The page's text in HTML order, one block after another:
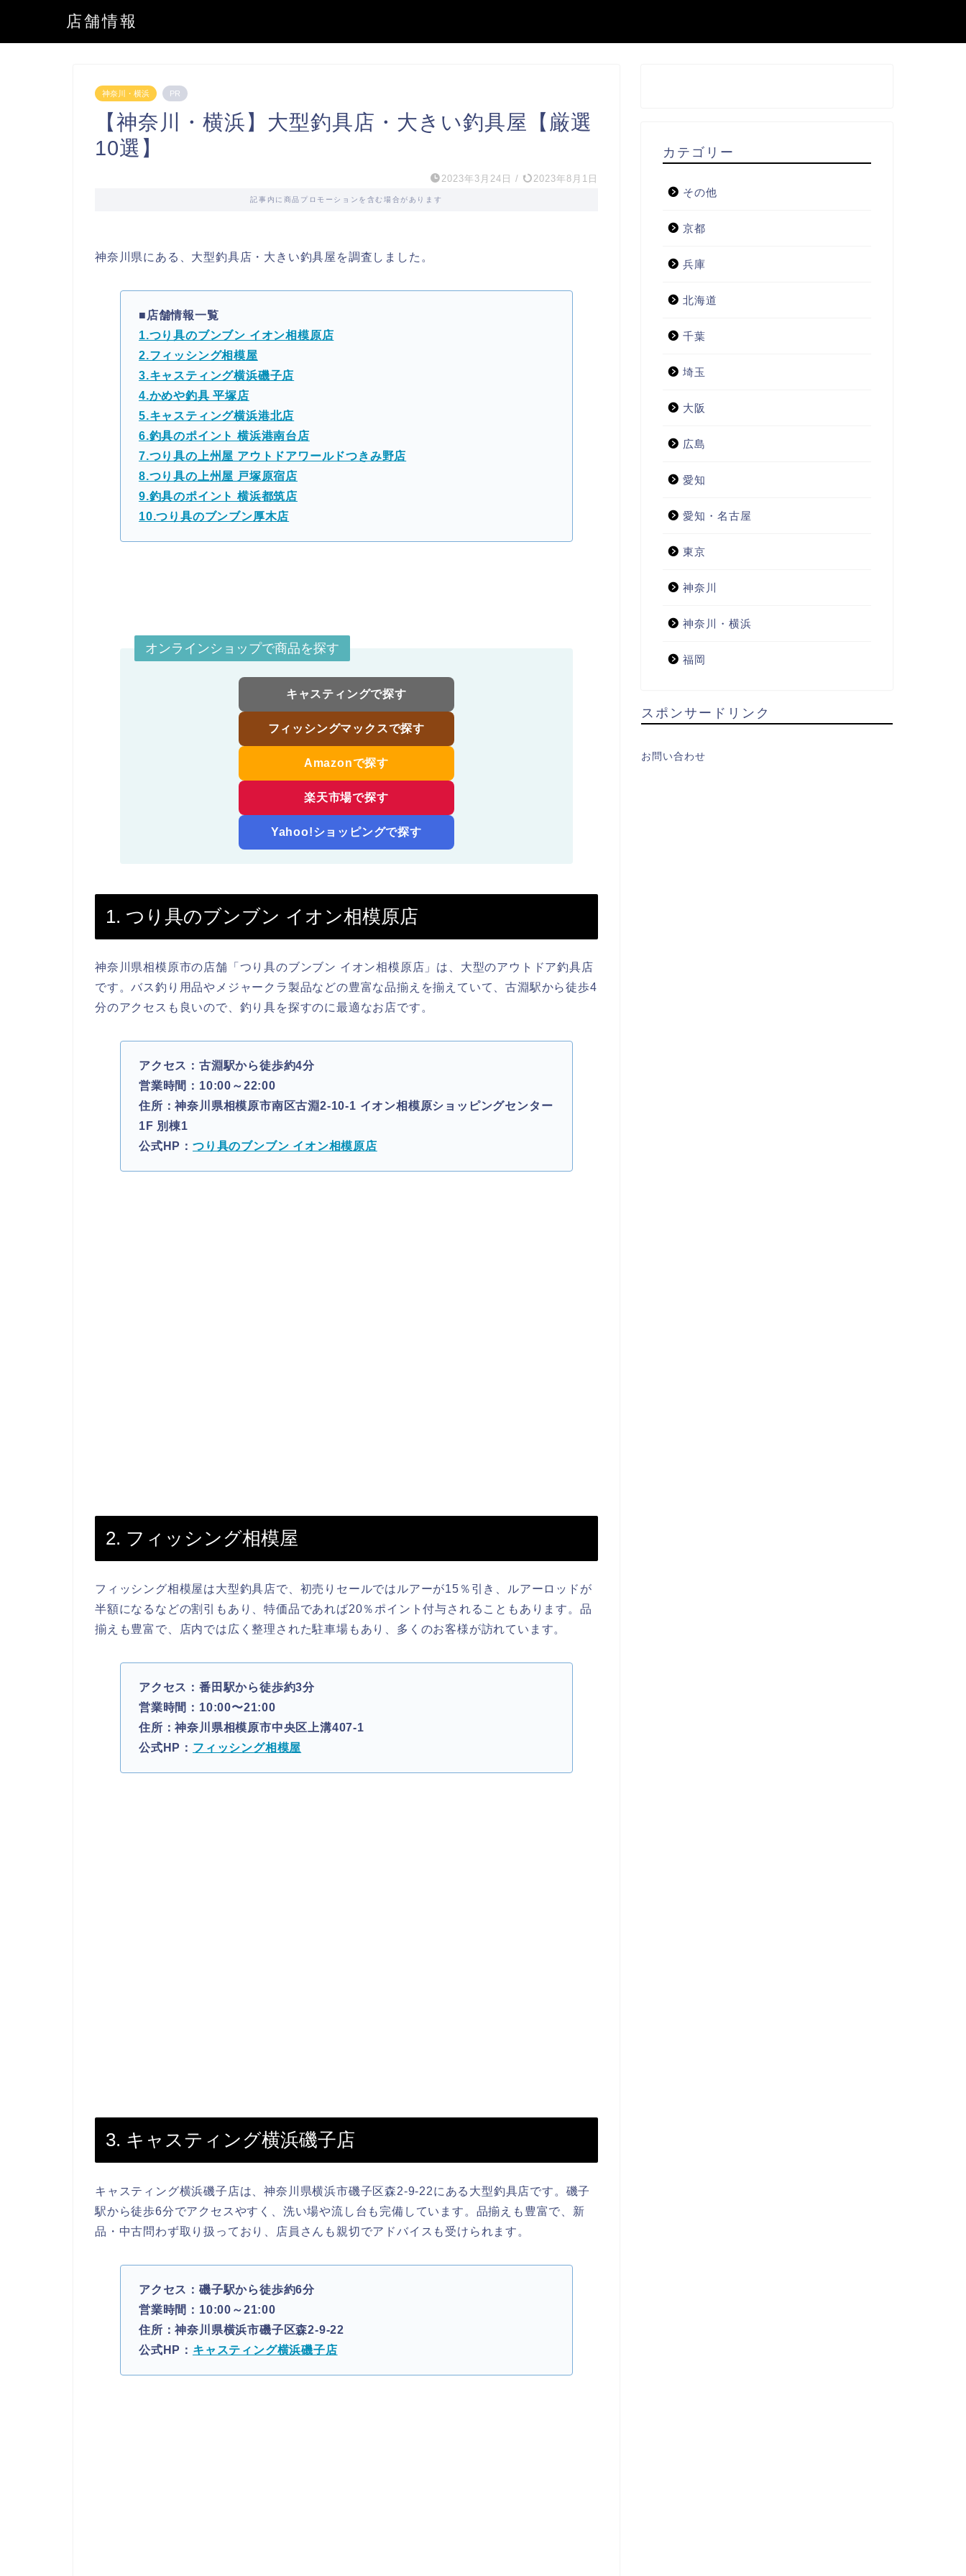
店舗情報
神奈川・横浜 PR
【神奈川・横浜】大型釣具店・大きい釣具屋【厳選
10選】
2023年3月24日 / 2023年8月1日
記事内に商品プロモーションを含む場合があります
神奈川県にある、大型釣具店・大きい釣具屋を調査しました。
■店舗情報一覧
1.つり具のブンブン イオン相模原店
2.フィッシング相模屋
3.キャスティング横浜磯子店
4.かめや釣具 平塚店
5.キャスティング横浜港北店
6.釣具のポイント 横浜港南台店
7.つり具の上州屋 アウトドアワールドつきみ野店
8.つり具の上州屋 戸塚原宿店
9.釣具のポイント 横浜都筑店
10.つり具のブンブン厚木店
オンラインショップで商品を探す
キャスティングで探す
フィッシングマックスで探す
Amazonで探す
楽天市場で探す
Yahoo!ショッピングで探す
1. つり具のブンブン イオン相模原店
神奈川県相模原市の店舗「つり具のブンブン イオン相模原店」は、大型のアウトドア釣具店
です。バス釣り用品やメジャークラ製品などの豊富な品揃えを揃えていて、古淵駅から徒歩4
分のアクセスも良いので、釣り具を探すのに最適なお店です。
アクセス：古淵駅から徒歩約4分
営業時間：10:00～22:00
住所：神奈川県相模原市南区古淵2-10-1 イオン相模原ショッピングセンター
1F 別棟1
公式HP： つり具のブンブン イオン相模原店
2. フィッシング相模屋
フィッシング相模屋は大型釣具店で、初売りセールではルアーが15％引き、ルアーロッドが
半額になるなどの割引もあり、特価品であれば20％ポイント付与されることもあります。品
揃えも豊富で、店内では広く整理された駐車場もあり、多くのお客様が訪れています。
アクセス：番田駅から徒歩約3分
営業時間：10:00〜21:00
住所：神奈川県相模原市中央区上溝407-1
公式HP： フィッシング相模屋
3. キャスティング横浜磯子店
キャスティング横浜磯子店は、神奈川県横浜市磯子区森2-9-22にある大型釣具店です。磯子
駅から徒歩6分でアクセスやすく、洗い場や流し台も完備しています。品揃えも豊富で、新
品・中古問わず取り扱っており、店員さんも親切でアドバイスも受けられます。
アクセス：磯子駅から徒歩約6分
営業時間：10:00～21:00
住所：神奈川県横浜市磯子区森2-9-22
公式HP： キャスティング横浜磯子店
カテゴリー
その他
京都
兵庫
北海道
千葉
埼玉
大阪
広島
愛知
愛知・名古屋
東京
神奈川
神奈川・横浜
福岡
スポンサードリンク
お問い合わせ